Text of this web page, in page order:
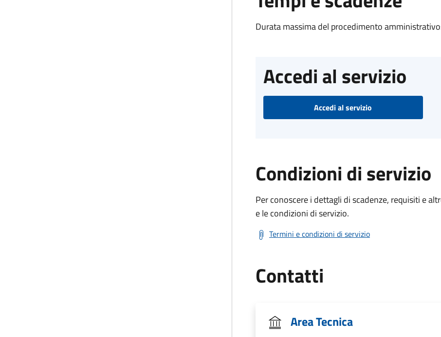
Durata massima del procedimento
Accedi al servizio
Accedi al servizio
Condizioni di servizio
Per conoscere i dettagli di scadenze, requisiti e
e le condizioni di servizio.
Termini e condizioni di servizio
Contatti
Area Tecnica